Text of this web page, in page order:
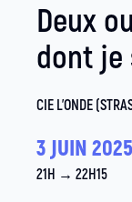
Deux
dont je
CIE L'ONDE
3 JUIN 2025
21H → 22H15